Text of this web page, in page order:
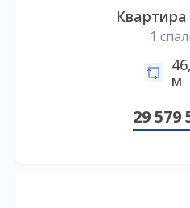
1
м
29 579